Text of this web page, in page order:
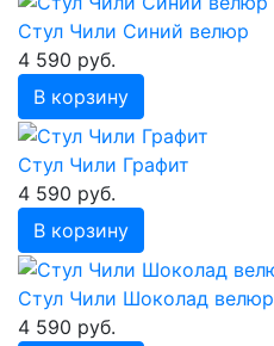
Стул Чили Синий велюр
4 590 руб.
В корзину
Стул Чили Графит
4 590 руб.
В корзину
Стул Чили Шоколад велюр
4 590 руб.